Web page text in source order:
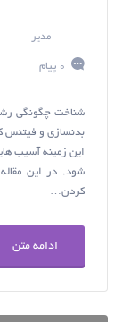
مدیر
0 پیام
شناخت چگونگی
بدنسازی و فیتنس
این زمینه آسیب
شود. در این
کردن…
ادامه متن